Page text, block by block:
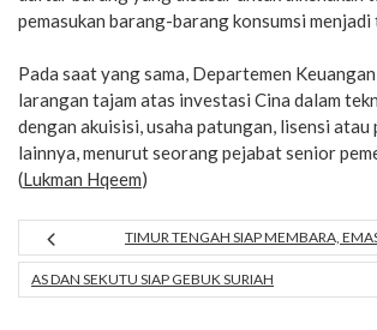
pemasukan barang-barang konsumsi menjadi
Pada saat yang sama, Departemen
larangan tajam atas investasi Cina dalam
dengan akuisisi, usaha patungan, lisensi atau
lainnya, menurut seorang pejabat senior
(Lukman Hqeem)
TIMUR TENGAH SIAP MEMBARA,
AS DAN SEKUTU SIAP GEBUK SURIAH